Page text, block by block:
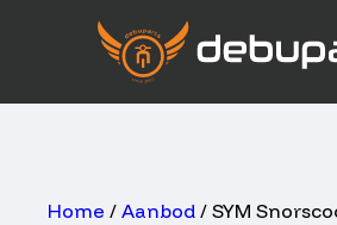
Home / Aanbod / SYM